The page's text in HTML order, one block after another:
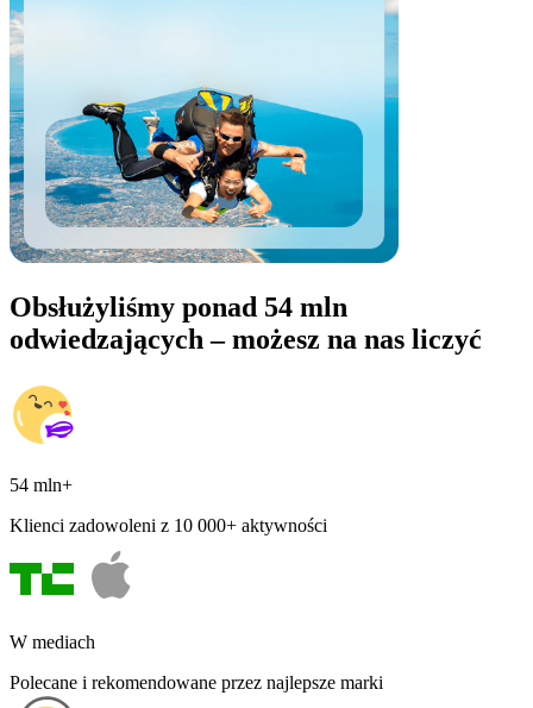
Obsłużyliśmy ponad 54 mln
odwiedzających – możesz na nas liczyć
54 mln+
Klienci zadowoleni z 10 000+ aktywności
W mediach
Polecane i rekomendowane przez najlepsze marki